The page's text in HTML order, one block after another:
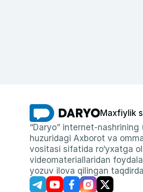
Maxfiylik
“Daryo” internet-
huzuridagi Axborot va
vositasi sifatida ro‘yxatga
videomateriallaridan
yozuv ilova qilingan taqdirda